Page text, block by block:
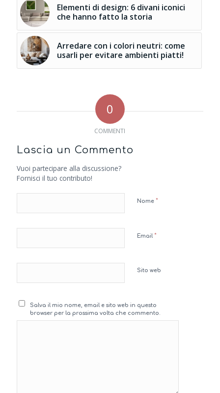
Elementi di design: 6 divani iconici
che hanno fatto la storia
Arredare con i colori neutri: come
usarli per evitare ambienti piatti!
0
COMMENTI
Lascia un Commento
Vuoi partecipare alla discussione?
Fornisci il tuo contributo!
Nome *
Email *
Sito web
Salva il mio nome, email e sito web in questo
browser per la prossima volta che commento.